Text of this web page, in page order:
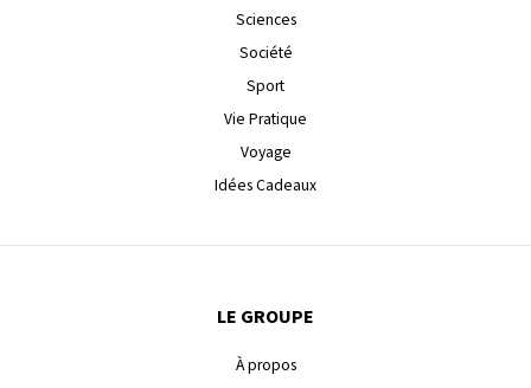
Sciences
Société
Sport
Vie Pratique
Voyage
Idées Cadeaux
LE GROUPE
À propos